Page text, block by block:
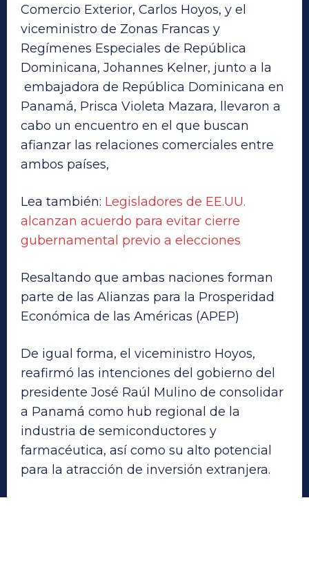
Comercio Exterior, Carlos Hoyos, y el
viceministro de Zonas Francas y
Regímenes Especiales de República
Dominicana, Johannes Kelner, junto a la
embajadora de República Dominicana en
Panamá, Prisca Violeta Mazara, llevaron a
cabo un encuentro en el que buscan
afianzar las relaciones comerciales entre
ambos países,
Lea también: Legisladores de EE.UU.
alcanzan acuerdo para evitar cierre
gubernamental previo a elecciones
Resaltando que ambas naciones forman
parte de las Alianzas para la Prosperidad
Económica de las Américas (APEP)
De igual forma, el viceministro Hoyos,
reafirmó las intenciones del gobierno del
presidente José Raúl Mulino de consolidar
a Panamá como hub regional de la
industria de semiconductores y
farmacéutica, así como su alto potencial
para la atracción de inversión extranjera.